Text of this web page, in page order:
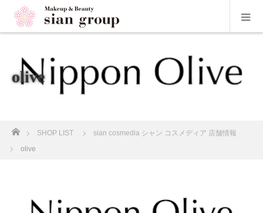
olive
ホーム
SHOP LIST
sian cosmedia シャン コスメディア 店舗情報
olive